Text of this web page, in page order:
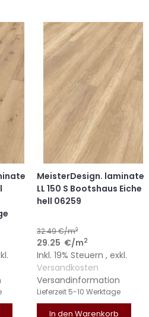
HINZUFÜGEN
HINZUFÜGEN
MeisterDesign. laminate
LL 150 S Bootshaus Eiche
hell 06259
32.49€/m2
29.25 €/m2
Inkl. 19% Steuern,exkl.
Versandkosten
Versandinformation
Lieferzeit 5-10 Werktage
In den Warenkorb